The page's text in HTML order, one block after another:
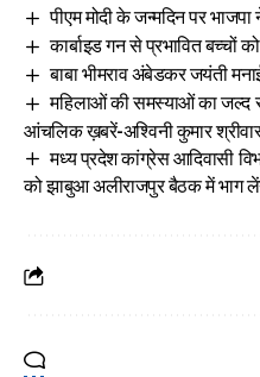
पीएम मोदी के जन्मदिन पर
कार्बाइड गन से प्रभावित
बाबा भीमराव अंबेडकर जयंती
महिलाओं की समस्याओं का जल्द
आंचलिक ख़बरें-अश्विनी कुमार
मध्य प्रदेश कांग्रेस आदिवासी
को झाबुआ अलीराजपुर बैठक में भाग